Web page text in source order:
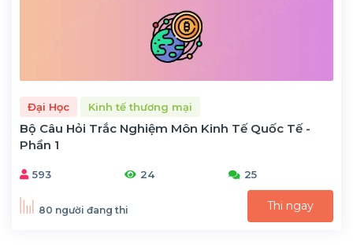
Đại Học Kinh tế thương mại
Bộ Câu Hỏi Trắc Nghiệm Môn Kinh Tế Quốc Tế -
Phần 1
593 24 25
80 người đang thi Thi ngay